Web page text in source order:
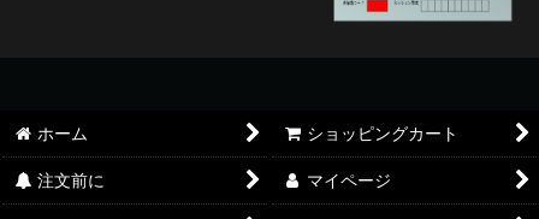
ホーム ショッピングカート
注文前に マイページ